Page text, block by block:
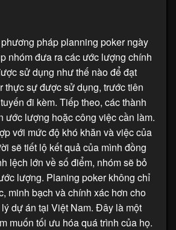
pháp planning poker ngày
nhóm đưa ra các ước lượng chính
sử dụng như thế nào để đạt
thực sự được sử dụng, trước tiên
đi kèm. Tiếp theo, các thành
ước lượng hoặc công việc cần làm.
với mức độ khó khăn và việc của
sẽ tiết lộ kết quả của mình đồng
lệch lớn về số điểm, nhóm sẽ bỏ
lượng. Planing poker không chỉ
minh bạch và chính xác hơn cho
dự án tại Việt Nam. Đây là một
muốn tối ưu hóa quá trình của họ.